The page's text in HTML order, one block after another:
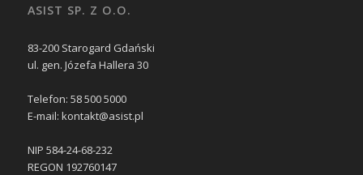
ASIST SP. Z O.O.
83-200 Starogard Gdański
ul. gen. Józefa Hallera 30
Telefon: 58 500 5000
E-mail: kontakt@asist.pl
NIP 584-24-68-232
REGON 192760147